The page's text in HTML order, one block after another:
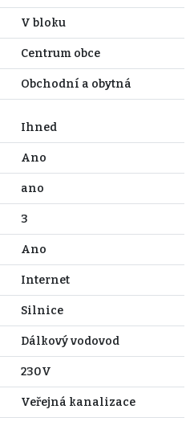
V bloku
Centrum obce
Obchodní a obytná
Ihned
Ano
ano
3
Ano
Internet
Silnice
Dálkový vodovod
230V
Veřejná kanalizace